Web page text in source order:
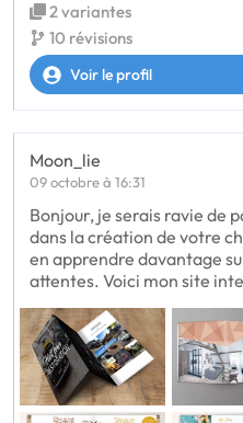
2 variantes
10 révisions
Voir le profil
Moon_lie
09 octobre à 16:31
Bonjour, je serais ravie de
dans la création de votre
en apprendre davantage
attentes. Voici mon site